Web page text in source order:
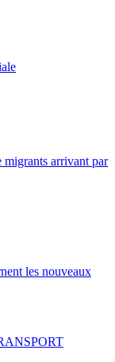
migrants arrivant par
les nouveaux